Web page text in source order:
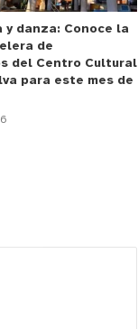
y danza: Conoce la
de
del Centro Cultural
para este mes de